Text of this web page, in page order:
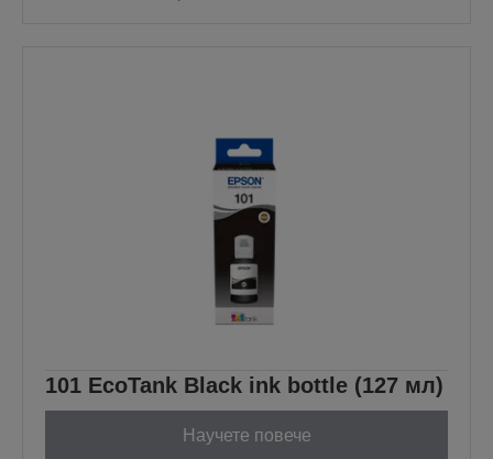
101 EcoTank Black ink bottle (127 мл)
Научете повече